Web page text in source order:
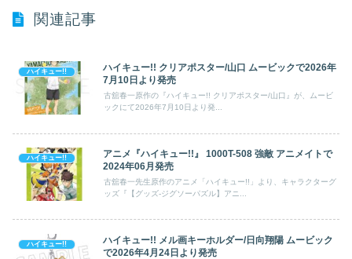
関連記事
ハイキュー!!
ハイキュー!! クリアポスター/山口 ムービックで2026年
7月10日より発売
古舘春一原作の『ハイキュー!! クリアポスター/山口』が、ムービ
ックにて2026年7月10日より発...
ハイキュー!!
アニメ『ハイキュー!!』 1000T-508 強敵 アニメイトで
2024年06月発売
古舘春一先生原作のアニメ「ハイキュー!!」より、キャラクターグ
ッズ『【グッズ-ジグソーパズル】アニ...
ハイキュー!!
ハイキュー!! メル画キーホルダー/日向翔陽 ムービック
で2026年4月24日より発売